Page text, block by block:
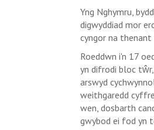
Yng Nghymru,
digwyddiad mor
cyngor na thenant
Roeddwn i'n 17
yn difrodi bloc tŵr,
arswyd
weithgaredd
wen, dosbarth
gwybod ei fod yn